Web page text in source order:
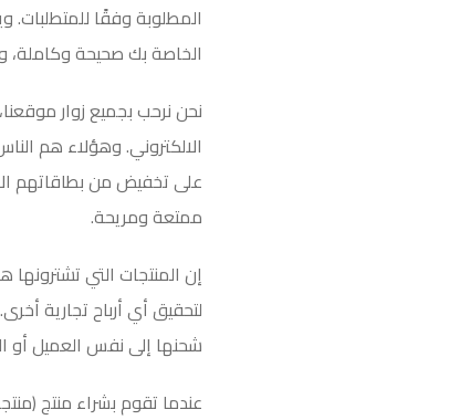
المطلوبة وفقًا
الخاصة بك صحيحة
نحن نرحب بجميع زوار
الالكتروني. وهؤلاء هم
على تخفيض من بطاقاتهم
ممتعة ومريحة.
إن المنتجات التي
لتحقيق أي أرباح تجارية
شحنها إلى نفس العميل أو
عندما تقوم بشراء منتج